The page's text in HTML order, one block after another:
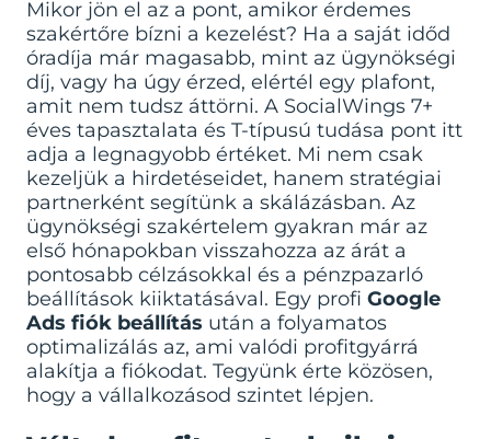
Mikor jön el az a pont, amikor érdemes
szakértőre bízni a kezelést? Ha a saját időd
óradíja már magasabb, mint az ügynökségi
díj, vagy ha úgy érzed, elértél egy plafont,
amit nem tudsz áttörni. A SocialWings 7+
éves tapasztalata és T-típusú tudása pont itt
adja a legnagyobb értéket. Mi nem csak
kezeljük a hirdetéseidet, hanem stratégiai
partnerként segítünk a skálázásban. Az
ügynökségi szakértelem gyakran már az
első hónapokban visszahozza az árát a
pontosabb célzásokkal és a pénzpazarló
beállítások kiiktatásával. Egy profi Google
Ads fiók beállítás után a folyamatos
optimalizálás az, ami valódi profitgyárrá
alakítja a fiókodat. Tegyünk érte közösen,
hogy a vállalkozásod szintet lépjen.